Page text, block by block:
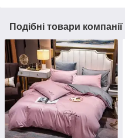
Подібні товари компанії